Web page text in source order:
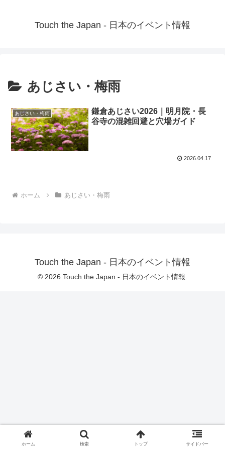
Touch the Japan - 日本のイベント情報
あじさい・梅雨
あじさい・梅雨
鎌倉あじさい2026｜明月院・長
谷寺の混雑回避と穴場ガイド
2026.04.17
ホーム あじさい・梅雨
Touch the Japan - 日本のイベント情報
© 2026 Touch the Japan - 日本のイベント情報.
ホーム 検索 トップ サイドバー